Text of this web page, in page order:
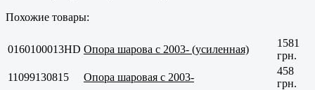
Похожие товары:
0160100013HD Опора шарова с 2003- (усиленная)
1581
грн.
11099130815
Опора шаровая с 2003-
458
грн.